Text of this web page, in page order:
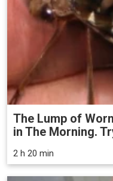
The Lump of
in The Morning.
2 h 20 min